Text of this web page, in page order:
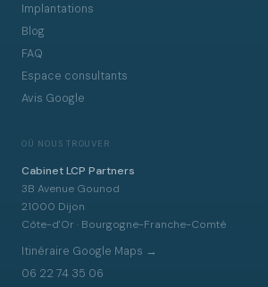
Implantations
Blog
FAQ
Espace consultants
Avis Google
OÙ NOUS TROUVER
Cabinet LCP Partners
3B Avenue Gounod
21000 Dijon
Côte-d'Or · Bourgogne-Franche-Comté
Itinéraire Google Maps →
06 22 74 35 06